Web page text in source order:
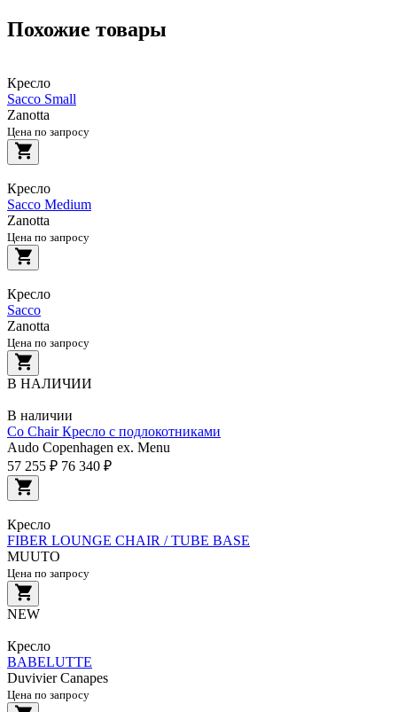
Похожие товары
Кресло
Sacco Small
Zanotta
Цена по запросу
Кресло
Sacco Medium
Zanotta
Цена по запросу
Кресло
Sacco
Zanotta
Цена по запросу
В НАЛИЧИИ
В наличии
Co Chair Кресло с подлокотниками
Audo Copenhagen ex. Menu
57 255 ₽ 76 340 ₽
Кресло
FIBER LOUNGE CHAIR / TUBE BASE
MUUTO
Цена по запросу
NEW
Кресло
BABELUTTE
Duvivier Canapes
Цена по запросу